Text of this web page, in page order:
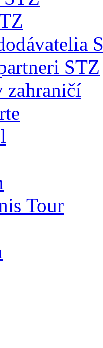
STZ
zahraničí
Tour